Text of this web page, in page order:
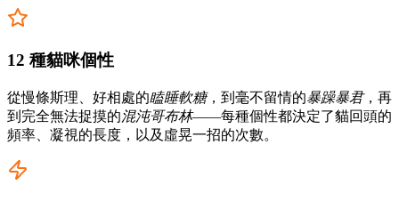
12 種貓咪個性
從慢條斯理、好相處的瞌睡軟糖，到毫不留情的暴躁暴君，再
到完全無法捉摸的混沌哥布林——每種個性都決定了貓回頭的
頻率、凝視的長度，以及虛晃一招的次數。